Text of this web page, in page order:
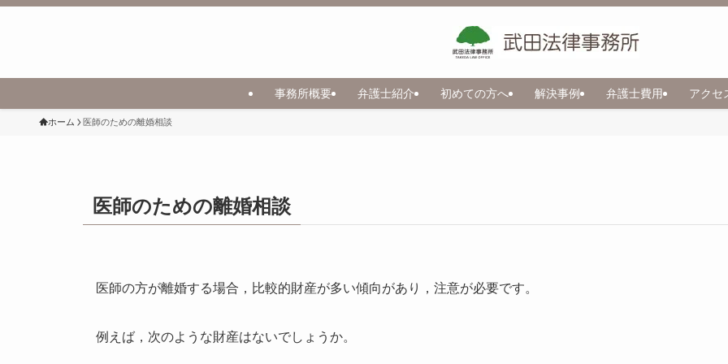
事務所概要 弁護士紹介 初めての方へ 解決事例 弁護士費用 アクセ
ホーム 医師のための離婚相談
医師のための離婚相談
医師の方が離婚する場合，比較的財産が多い傾向があり，注意が必要です。
例えば，次のような財産はないでしょうか。